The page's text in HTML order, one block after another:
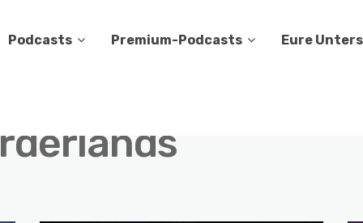
Podcasts Premium-Podcasts Eure